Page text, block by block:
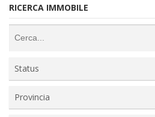
RICERCA IMMOBILE
Status
Provincia